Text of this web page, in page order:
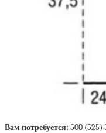
Вам потребуется: 500 (525)